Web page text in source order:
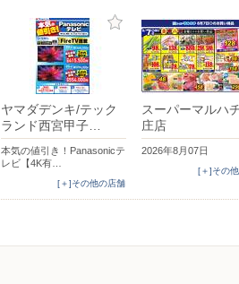
ヤマダデンキ/テック
ランド西宮甲子…
本気の値引き！Panasonicテ
レビ【4K有…
[＋]その他の店舗
スーパーマルハ
庄店
2026年8月07日
[＋]その